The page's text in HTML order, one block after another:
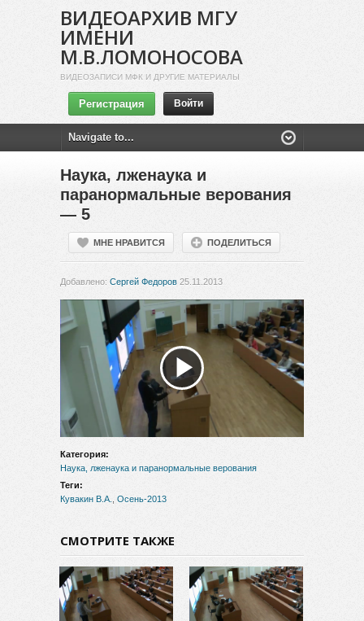
ВИДЕОАРХИВ МГУ
ИМЕНИ
М.В.ЛОМОНОСОВА
ВИДЕОЗАПИСИ МФК И ДРУГИЕ МАТЕРИАЛЫ
Регистрация Войти
Наука, лженаука и
паранормальные верования
— 5
МНЕ НРАВИТСЯ ПОДЕЛИТЬСЯ
Добавлено: Сергей Федоров 25.11.2013
Воспроизвести
видео
Категория:
Наука, лженаука и паранормальные верования
Теги:
Кувакин В.А.
Осень-2013
СМОТРИТЕ ТАКЖЕ